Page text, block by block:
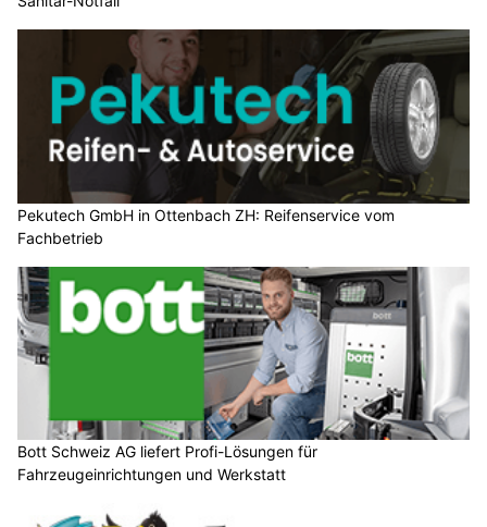
Pekutech GmbH in Ottenbach ZH: Reifenservice vom
Fachbetrieb
Bott Schweiz AG liefert Profi-Lösungen für
Fahrzeugeinrichtungen und Werkstatt